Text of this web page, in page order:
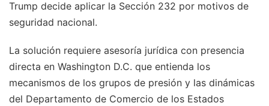
Trump decide aplicar la Sección 232 por motivos de
seguridad nacional.
La solución requiere asesoría jurídica con presencia
directa en Washington D.C. que entienda los
mecanismos de los grupos de presión y las dinámicas
del Departamento de Comercio de los Estados